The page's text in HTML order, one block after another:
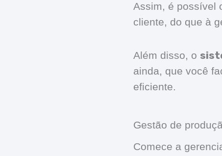
Assim, é possível
cliente, do que à
Além disso, o
ainda, que você
eficiente.
Gestão de
Comece a